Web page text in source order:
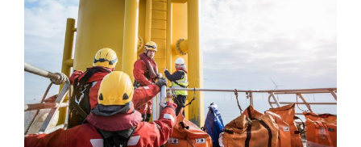
obrazek